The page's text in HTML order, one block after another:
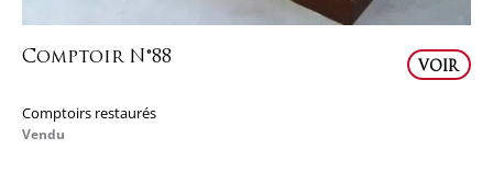
Comptoir N°88
VOIR
Comptoirs restaurés
Vendu